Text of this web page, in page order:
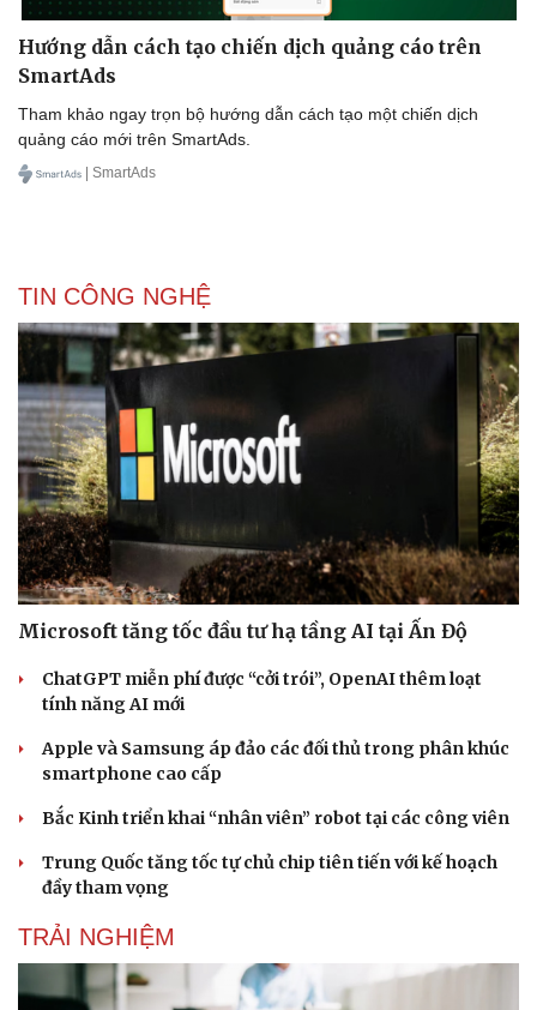
Doanh nghiệp
Doanh nghiệp 24h
Doanh nhân
Tin Công nghệ
Hướng dẫn cách tạo chiến dịch quảng cáo trên
SmartAds
Tham khảo ngay trọn bộ hướng dẫn cách tạo một chiến dịch
quảng cáo mới trên SmartAds.
| SmartAds
TIN CÔNG NGHỆ
Microsoft tăng tốc đầu tư hạ tầng AI tại Ấn Độ
ChatGPT miễn phí được “cởi trói”, OpenAI thêm loạt
tính năng AI mới
Apple và Samsung áp đảo các đối thủ trong phân khúc
smartphone cao cấp
Bắc Kinh triển khai “nhân viên” robot tại các công viên
Trung Quốc tăng tốc tự chủ chip tiên tiến với kế hoạch
đầy tham vọng
TRẢI NGHIỆM